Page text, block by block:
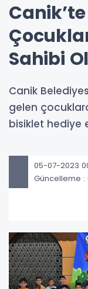
Sahibi
Canik
gelen
bisiklet hediye
05-07-2023
Güncelleme :